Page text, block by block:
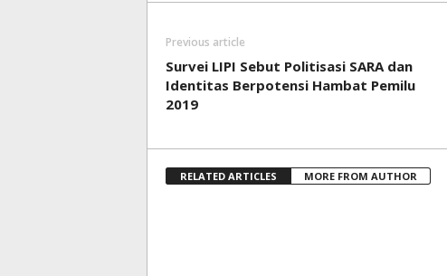
Previous article
Survei LIPI Sebut Politisasi SARA dan
Identitas Berpotensi Hambat Pemilu
2019
RELATED ARTICLES MORE FROM AUTHOR